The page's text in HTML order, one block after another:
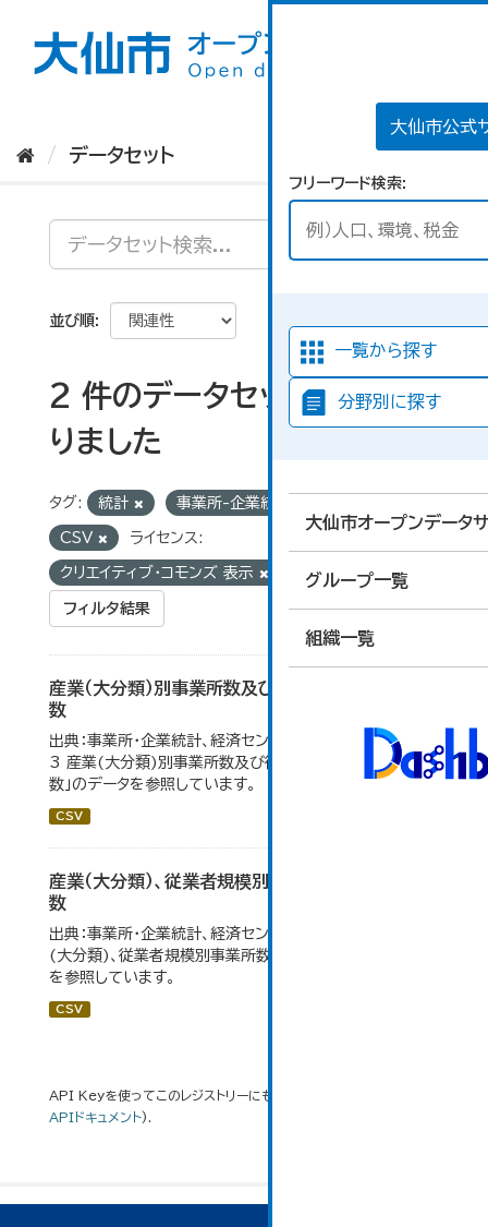
大仙市公式
フリーワード検索
一覧から探す
分野別に探す
大仙市オープンデータ
グループ一覧
組織一覧
データセット
並び順
2 件のデータセットが見つか
りました
タグ: 統計 事業所-企業統計
CSV ライセンス:
クリエイティブ・コモンズ 表示
フィルタ結果
産業（大分類）別事業所数及び従業の地位別従業者
数
出典：事業所・企業統計、経済センサス。 大仙市の統計「4-
3 産業(大分類)別事業所数及び従業上の地位別従業者
数」のデータを参照しています。
CSV
産業（大分類）、従業者規模別事業所数及び従業者
数
出典：事業所・企業統計、経済センサス。大仙市の統計「産業
(大分類)、従業者規模別事業所数及び従業者数」のデータ
を参照しています。
CSV
API Keyを使ってこのレジストリーにもアクセス可能です
APIドキュメント).